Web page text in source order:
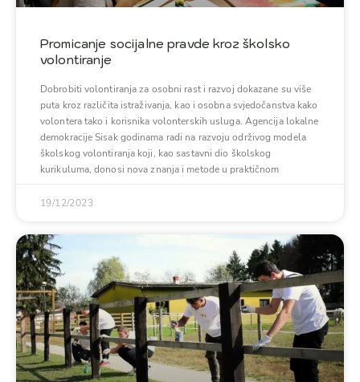
Promicanje socijalne pravde kroz školsko
volontiranje
Dobrobiti volontiranja za osobni rast i razvoj dokazane su više
puta kroz različita istraživanja, kao i osobna svjedočanstva kako
volontera tako i korisnika volonterskih usluga. Agencija lokalne
demokracije Sisak godinama radi na razvoju održivog modela
školskog volontiranja koji, kao sastavni dio školskog
kurikuluma, donosi nova znanja i metode u praktičnom
19/12/2023